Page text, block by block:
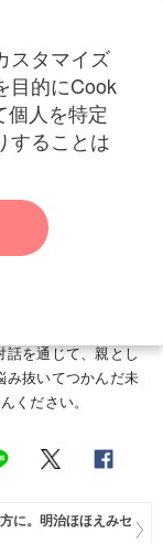
スタマイズ
目的にCook
個人を特定
することは
の道もある」三者面談で起
変化。自分の
！｜娘の高校
え、ある深刻な悩
ラブルをきっかけ
は、苦手な友人が
話を通じて、親とし
み抜いてつかんだ未
ください。
に。明治ほほえみセ